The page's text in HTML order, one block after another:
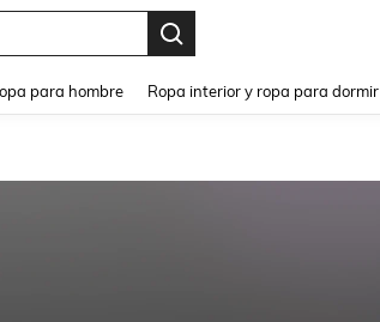
para hombre Ropa interior y ropa para dormir